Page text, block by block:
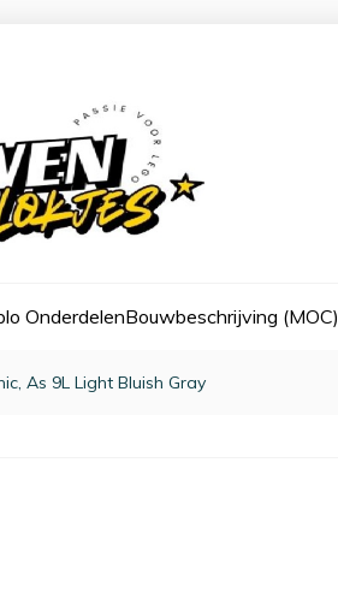
OnderdelenBouwbeschrijving (MOC)
As 9L Light Bluish Gray